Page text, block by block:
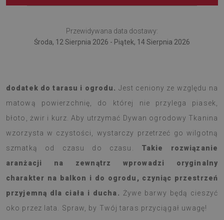
Przewidywana data dostawy:
Środa, 12 Sierpnia 2026 - Piątek, 14 Sierpnia 2026
dodatek do tarasu i ogrodu. Jest ceniony ze względu na
matową powierzchnię, do której nie przylega piasek,
błoto, żwir i kurz. Aby utrzymać Dywan ogrodowy Tkanina
wzorzysta w czystości, wystarczy przetrzeć go wilgotną
szmatką od czasu do czasu. Takie rozwiązanie
aranżacji na zewnątrz wprowadzi oryginalny
charakter na balkon i do ogrodu, czyniąc przestrzeń
przyjemną dla ciała i ducha. Żywe barwy będą cieszyć
oko przez lata. Spraw, by Twój taras przyciągał uwagę!